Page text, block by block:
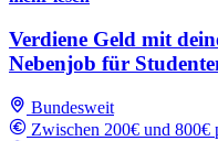
Verdiene Geld mit
Nebenjob für
Bundesweit
Zwischen 200€ und 800€